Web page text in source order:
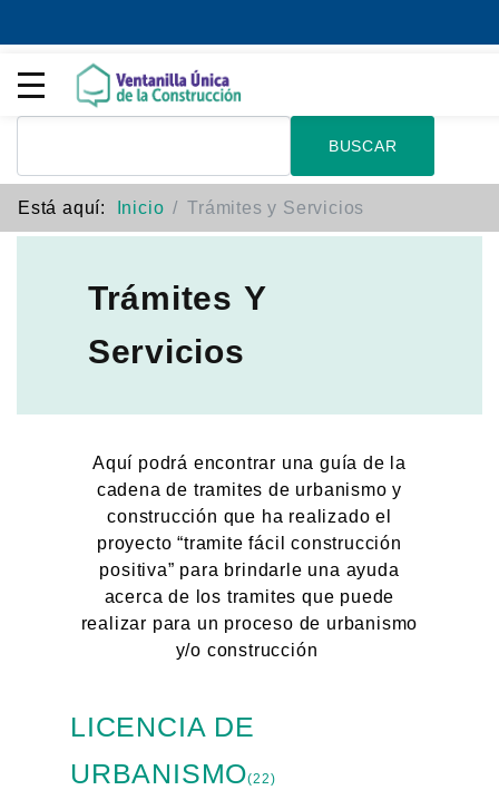
BUSCAR
Está aquí: Inicio Trámites y Servicios
Trámites Y
Servicios
Aquí podrá encontrar una guía de la
cadena de tramites de urbanismo y
construcción que ha realizado el
proyecto “tramite fácil construcción
positiva” para brindarle una ayuda
acerca de los tramites que puede
realizar para un proceso de urbanismo
y/o construcción
LICENCIA DE
URBANISMO(22)